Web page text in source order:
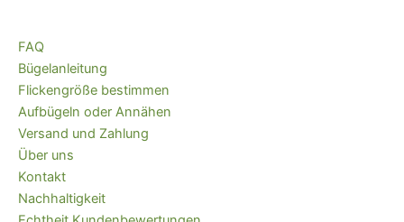
FAQ
Bügelanleitung
Flickengröße bestimmen
Aufbügeln oder Annähen
Versand und Zahlung
Über uns
Kontakt
Nachhaltigkeit